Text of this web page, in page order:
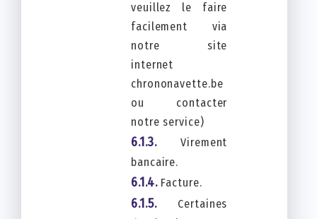
veuillez le faire
facilement via
notre site
internet
chrononavette.be
ou contacter
notre service)
Virement
bancaire.
Facture.
Certaines